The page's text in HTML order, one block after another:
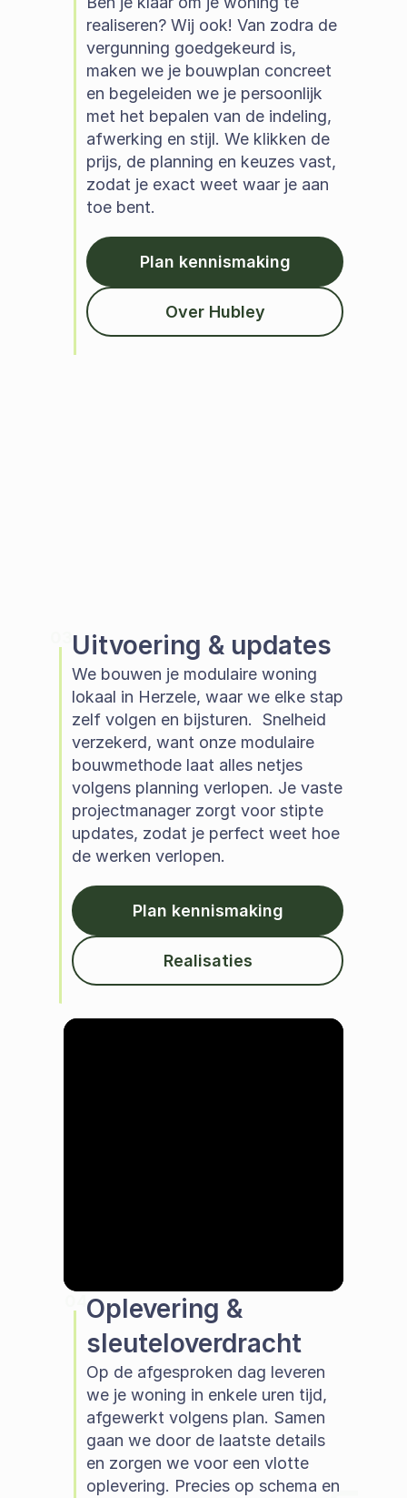
realiseren? Wij ook! Van zodra de
vergunning goedgekeurd is,
maken we je bouwplan concreet
en begeleiden we je persoonlijk
met het bepalen van de indeling,
afwerking en stijl. We klikken de
prijs, de planning en keuzes vast,
zodat je exact weet waar je aan
toe bent.
Plan kennismaking
Over Hubley
Uitvoering & updates
We bouwen je modulaire woning
lokaal in Herzele, waar we elke stap
zelf volgen en bijsturen.  Snelheid
verzekerd, want onze modulaire
bouwmethode laat alles netjes
volgens planning verlopen. Je vaste
projectmanager zorgt voor stipte
updates, zodat je perfect weet hoe
de werken verlopen.
Plan kennismaking
Realisaties
Oplevering &
sleuteloverdracht
Op de afgesproken dag leveren
we je woning in enkele uren tijd,
afgewerkt volgens plan. Samen
gaan we door de laatste details
en zorgen we voor een vlotte
oplevering. Precies op schema en